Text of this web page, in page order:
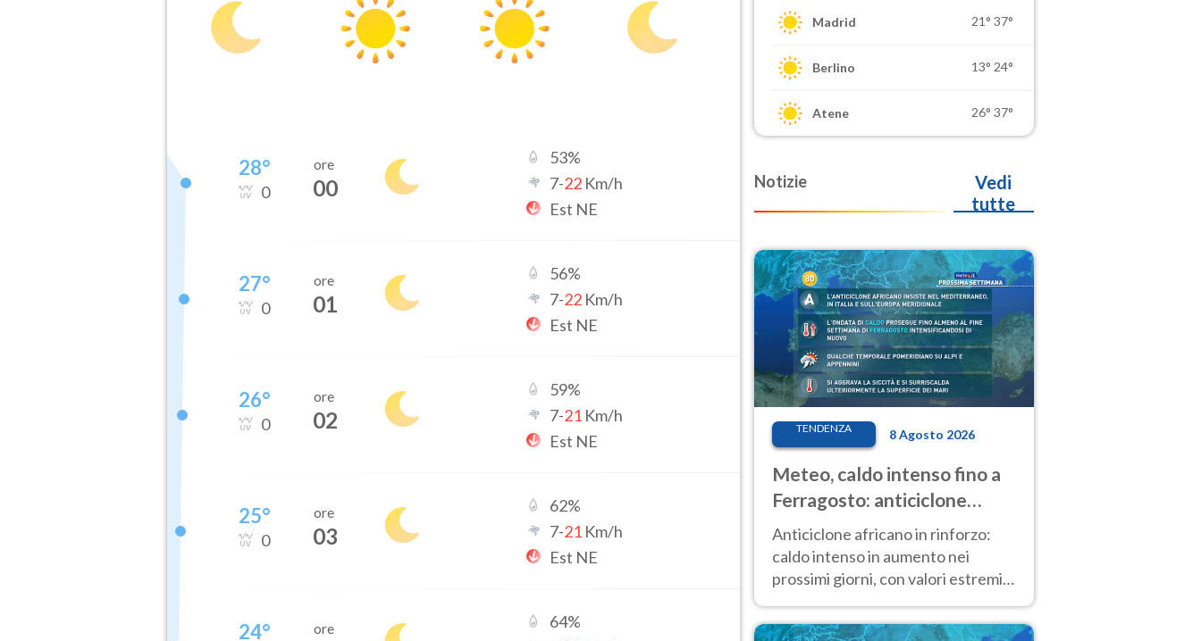
28°
0
ore
00
53%
7-22 Km/h
Est NE
27°
0
ore
01
56%
7-22 Km/h
Est NE
26°
0
ore
02
59%
7-21 Km/h
Est NE
25°
0
ore
03
62%
7-21 Km/h
Est NE
24° ore 64%
Madrid 21° 37°
Berlino 13° 24°
Atene 26° 37°
Notizie
Vedi
tutte
TENDENZA 8 Agosto 2026
Meteo, caldo intenso fino a
Ferragosto: anticiclone
africano ancora
protagonista
Anticiclone africano in rinforzo:
caldo intenso in aumento nei
prossimi giorni, con valori estremi
d’Italia